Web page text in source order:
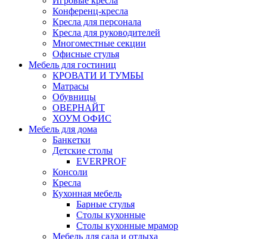
Конференц-кресла
Кресла для персонала
Кресла для руководителей
Многоместные секции
Офисные стулья
Мебель для гостиниц
КРОВАТИ И ТУМБЫ
Матрасы
Обувницы
ОВЕРНАЙТ
ХОУМ ОФИС
Мебель для дома
Банкетки
Детские столы
EVERPROF
Консоли
Кресла
Кухонная мебель
Барные стулья
Столы кухонные
Столы кухонные мрамор
Мебель для сада и отдыха